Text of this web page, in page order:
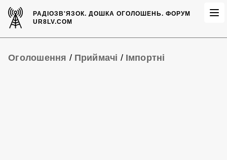
РАДІОЗВ'ЯЗОК.ДОШКА ОГОЛОШЕНЬ. ФОРУМ
UR8LV.COM
Оголошення / Приймачі / Імпортні